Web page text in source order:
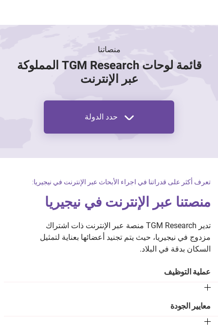
منصاتنا
قائمة لوحات TGM Research المملوكة
عبر الإنترنت
تعرف أكثر على قدراتنا في اجراء الأبحاث عبر الإنترنت في نيجيريا:
منصتنا عبر الإنترنت في نيجيريا
تدير TGM Research منصة عبر الإنترنت ذات اشتراك
مزدوج في نيجيريا، حيث يتم تجنيد أعضائها بعناية لتمثيل
السكان بدقة في البلاد.
عملية التوظيف
معايير الجودة